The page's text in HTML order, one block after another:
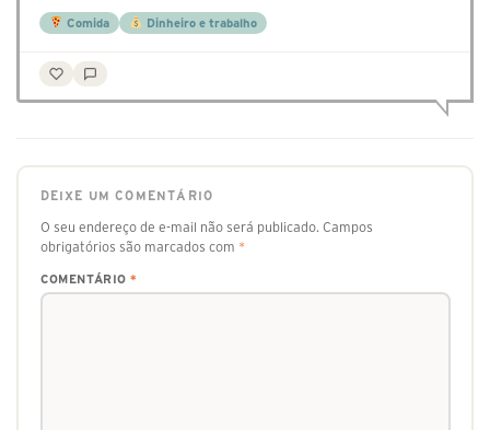
Comida Dinheiro e trabalho
DEIXE UM COMENTÁRIO
O seu endereço de e-mail não será publicado. Campos
obrigatórios são marcados com *
COMENTÁRIO *